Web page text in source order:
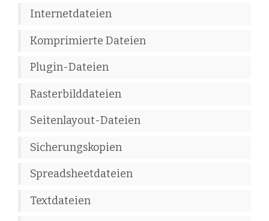
Internetdateien
Komprimierte Dateien
Plugin-Dateien
Rasterbilddateien
Seitenlayout-Dateien
Sicherungskopien
Spreadsheetdateien
Textdateien